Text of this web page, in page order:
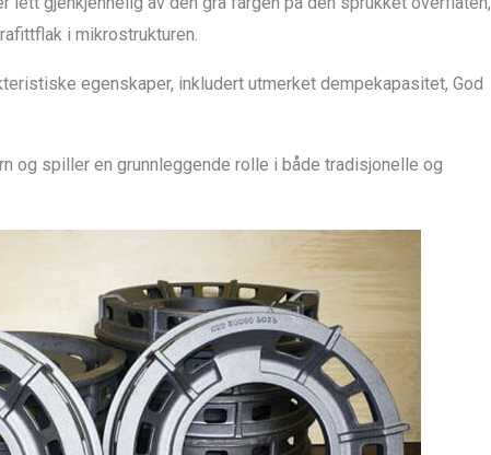
i mikrostrukturen.
egenskaper, inkludert utmerket dempekapasitet, God
og spiller en grunnleggende rolle i både tradisjonelle og